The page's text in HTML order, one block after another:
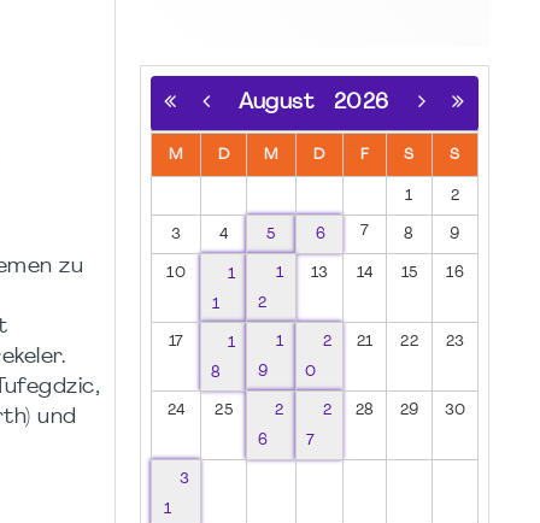
zu
und
August 2026
M D M D F S S
1 2
3 4 5 6 7 8 9
10
1
1
1
2
13 14 15 16
17
1
8
1
9
2
0
21 22 23
24 25
2
6
2
7
28 29 30
3
1